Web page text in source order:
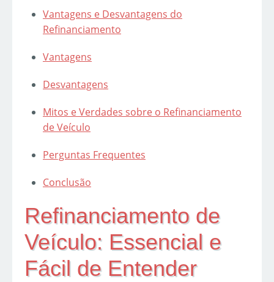
Vantagens e Desvantagens do
Refinanciamento
Vantagens
Desvantagens
Mitos e Verdades sobre o Refinanciamento
de Veículo
Perguntas Frequentes
Conclusão
Refinanciamento de
Veículo: Essencial e
Fácil de Entender